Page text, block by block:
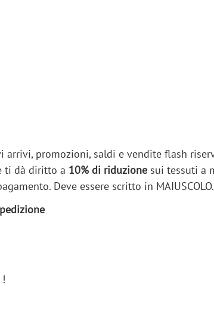
arrivi, promozioni, saldi e vendite flash
ti dà diritto a 10% di riduzione sui tessuti a
Deve essere scritto in MAIUSCOLO.
!